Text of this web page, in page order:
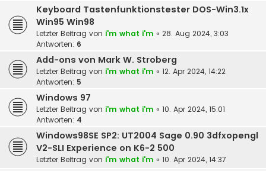
Keyboard Tastenfunktionstester DOS-Win3.1x
Win95 Win98
Letzter Beitrag von i'm what i'm « 28. Aug 2024, 3:03
Antworten: 6
Add-ons von Mark W. Stroberg
Letzter Beitrag von i'm what i'm « 12. Apr 2024, 14:22
Antworten: 5
Windows 97
Letzter Beitrag von i'm what i'm « 10. Apr 2024, 15:01
Antworten: 4
Windows98SE SP2: UT2004 Sage 0.90 3dfxopengl
V2-SLI Experience on K6-2 500
Letzter Beitrag von i'm what i'm « 10. Apr 2024, 14:37